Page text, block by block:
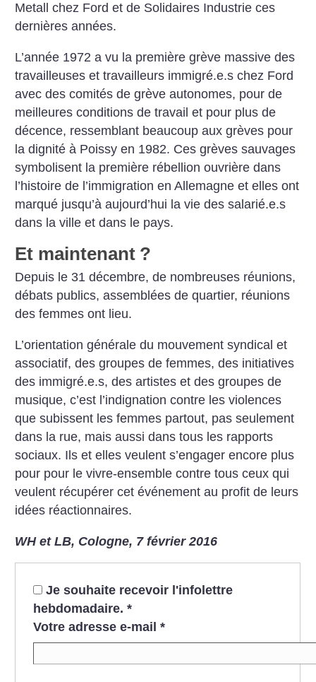
Metall chez Ford et de Solidaires Industrie ces
dernières années.
L’année 1972 a vu la première grève massive des
travailleuses et travailleurs immigré.e.s chez Ford
avec des comités de grève autonomes, pour de
meilleures conditions de travail et pour plus de
décence, ressemblant beaucoup aux grèves pour
la dignité à Poissy en 1982. Ces grèves sauvages
symbolisent la première rébellion ouvrière dans
l’histoire de l’immigration en Allemagne et elles ont
marqué jusqu’à aujourd’hui la vie des salarié.e.s
dans la ville et dans le pays.
Et maintenant ?
Depuis le 31 décembre, de nombreuses réunions,
débats publics, assemblées de quartier, réunions
des femmes ont lieu.
L’orientation générale du mouvement syndical et
associatif, des groupes de femmes, des initiatives
des immigré.e.s, des artistes et des groupes de
musique, c’est l’indignation contre les violences
que subissent les femmes partout, pas seulement
dans la rue, mais aussi dans tous les rapports
sociaux. Ils et elles veulent s’engager encore plus
pour pour le vivre-ensemble contre tous ceux qui
veulent récupérer cet événement au profit de leurs
idées réactionnaires.
WH et LB, Cologne, 7 février 2016
Je souhaite recevoir l'infolettre
hebdomadaire. *
Votre adresse e-mail *